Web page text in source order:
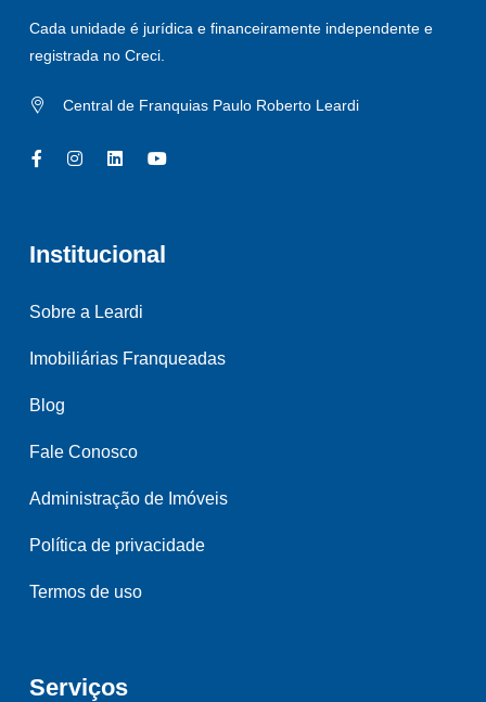
Cada unidade é jurídica e financeiramente independente e
registrada no Creci.
Central de Franquias Paulo Roberto Leardi
Institucional
Sobre a Leardi
Imobiliárias Franqueadas
Blog
Fale Conosco
Administração de Imóveis
Política de privacidade
Termos de uso
Serviços